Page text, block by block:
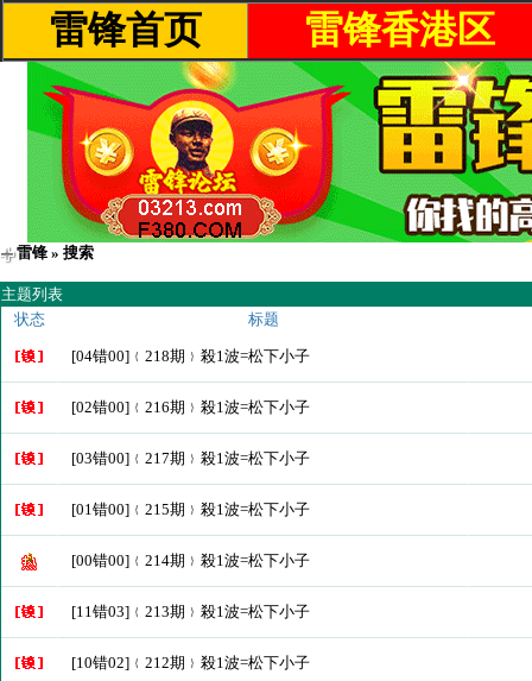
雷锋首页 雷锋香港区
雷锋 » 搜索
主题列表
状态
标题
[04错00]﹛218期﹜殺1波=松下小子
[02错00]﹛216期﹜殺1波=松下小子
[03错00]﹛217期﹜殺1波=松下小子
[01错00]﹛215期﹜殺1波=松下小子
[00错00]﹛214期﹜殺1波=松下小子
[11错03]﹛213期﹜殺1波=松下小子
[10错02]﹛212期﹜殺1波=松下小子